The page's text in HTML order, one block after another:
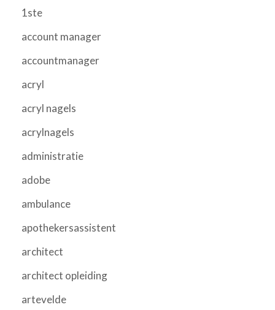
1ste
account manager
accountmanager
acryl
acryl nagels
acrylnagels
administratie
adobe
ambulance
apothekersassistent
architect
architect opleiding
artevelde